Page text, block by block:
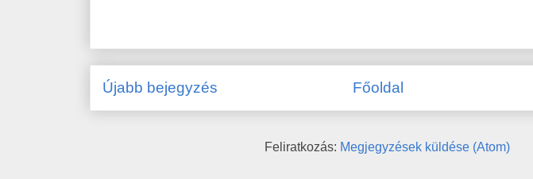
Újabb bejegyzés Főoldal
Feliratkozás: Megjegyzések küldése (Atom)